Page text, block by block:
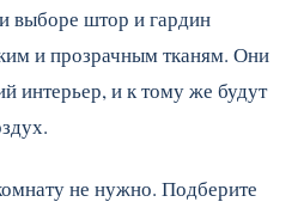
выборе штор и гардин
и прозрачным тканям. Они
интерьер, и к тому же будут
не нужно. Подберите